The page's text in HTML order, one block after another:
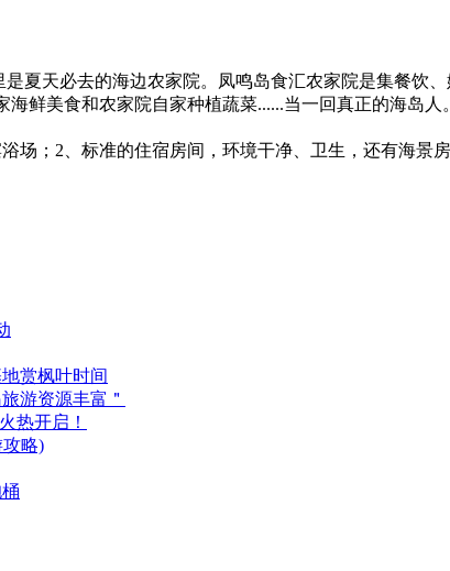
夏天必去的海边农家院。凤鸣岛食汇农家院是集餐饮
鲜美食和农家院自家种植蔬菜......当一回真正的海岛人。
场；2、标准的住宿房间，环境干净、卫生，还有海
赏枫叶时间
游资源丰富＂
热开启！
略)